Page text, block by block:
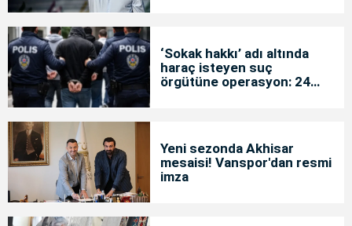
‘Sokak hakkı’ adı altında
haraç isteyen suç
örgütüne operasyon: 24
Yeni sezonda Akhisar
mesaisi! Vanspor'dan resmi
imza